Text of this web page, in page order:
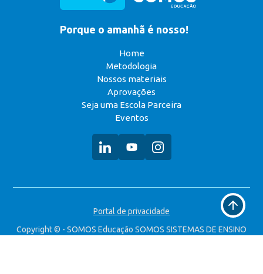
Voltar
ao
topo
Porque o amanhã é nosso!
Home
Metodologia
Nossos materiais
Aprovações
Seja uma Escola Parceira
Eventos
Portal de privacidade
Copyright © - SOMOS Educação SOMOS SISTEMAS DE ENSINO